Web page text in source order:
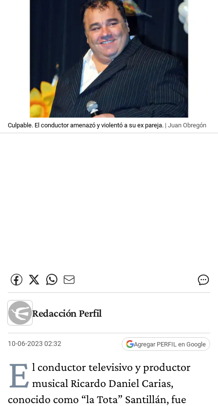
Culpable. El conductor amenazó y violentó a su ex pareja. | Juan Obregón
Redacción Perfil
10-06-2023 02:32 Agregar PERFIL en Google
E l conductor televisivo y productor
musical Ricardo Daniel Carias,
conocido como “la Tota” Santillán, fue